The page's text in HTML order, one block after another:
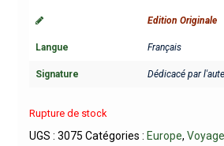
Edition Originale
Langue Français
Signature Dédicacé par
Rupture de stock
UGS : 3075 Catégories : Europe,